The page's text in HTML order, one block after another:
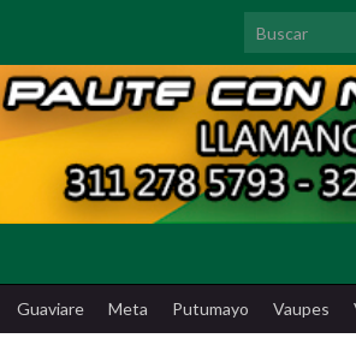
Search for:
Guaviare Meta Putumayo Vaupes